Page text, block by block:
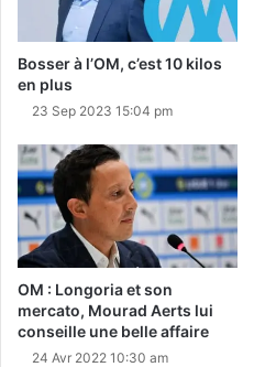
Bosser à l’OM, c’est 10 kilos
en plus
23 Sep 2023 15:04 pm
OM : Longoria et son
mercato, Mourad Aerts lui
conseille une belle affaire
24 Avr 2022 10:30 am